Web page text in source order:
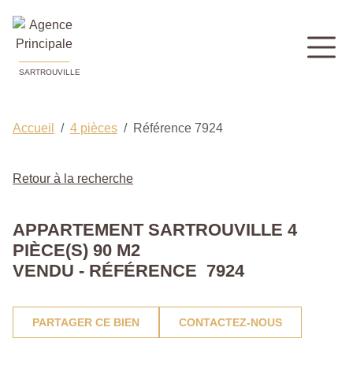
SARTROUVILLE
Accueil 4 pièces Référence 7924
Retour à la recherche
APPARTEMENT SARTROUVILLE 4
PIÈCE(S) 90 M2
VENDU - RÉFÉRENCE 7924
PARTAGER CE BIEN CONTACTEZ-NOUS